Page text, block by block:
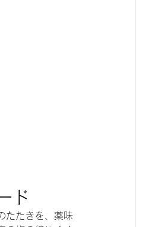
ド
たたきを、薬味